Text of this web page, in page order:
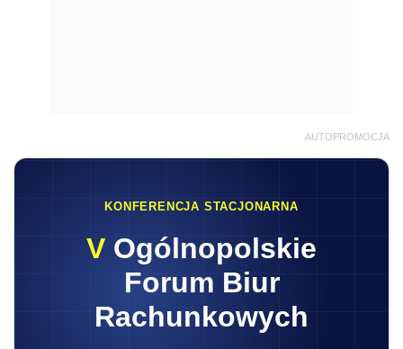
AUTOPROMOCJA
KONFERENCJA STACJONARNA
V Ogólnopolskie
Forum Biur
Rachunkowych